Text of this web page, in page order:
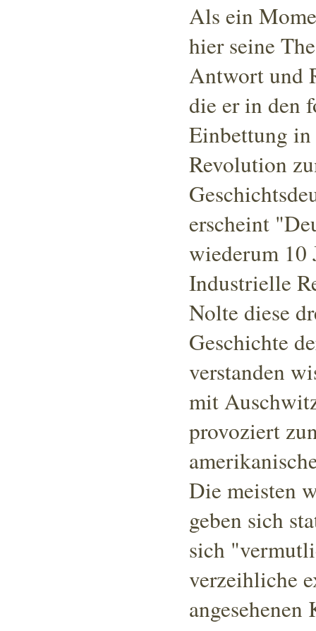
Als ein
hier seine
Antwort und
die er in den
Einbettung
Revolution
erscheint
wiederum 10
Industrielle
Nolte diese
Geschichte
verstanden
mit
provoziert
Die meisten
geben sich
sich
verzeihliche